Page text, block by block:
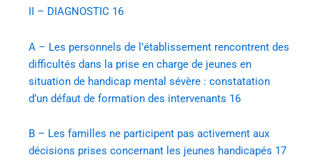
II – DIAGNOSTIC 16
A – Les personnels de l’établissement rencontrent des
difficultés dans la prise en charge de jeunes en
situation de handicap mental sévère : constatation
d’un défaut de formation des intervenants 16
B – Les familles ne participent pas activement aux
décisions prises concernant les jeunes handicapés 17